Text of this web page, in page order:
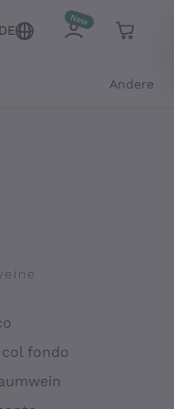
DE
Andere
fondo